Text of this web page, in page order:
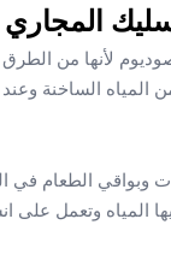
المجاري
الساخنة
وبواقي الطعام
المياه وتعمل على